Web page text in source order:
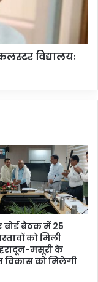
विद्यालयः
बोर्ड बैठक में 25
को मिली
मसूरी के
विकास को मिलेगी